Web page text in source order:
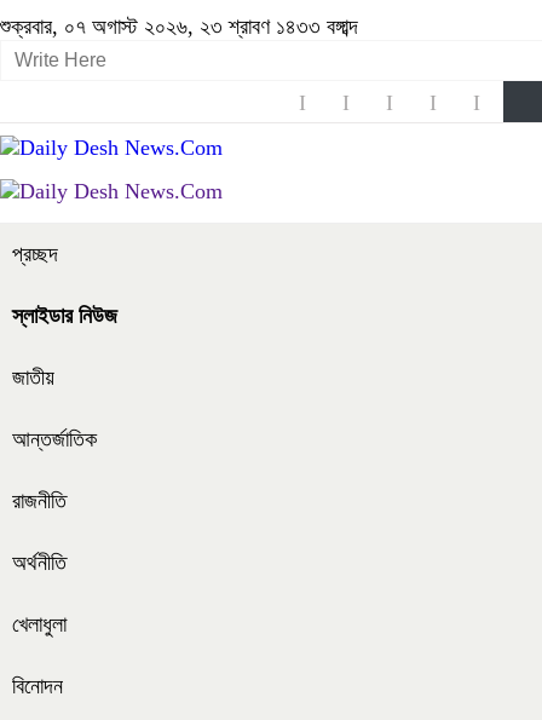
শুক্রবার, ০৭ অগাস্ট ২০২৬, ২৩ শ্রাবণ ১৪৩৩ বঙ্গাব্দ
প্রচ্ছদ
স্লাইডার নিউজ
জাতীয়
আন্তর্জাতিক
রাজনীতি
অর্থনীতি
খেলাধুলা
বিনোদন